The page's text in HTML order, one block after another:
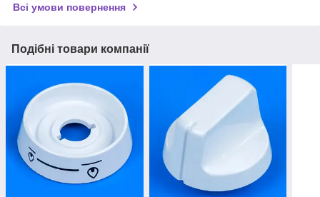
Всі умови повернення
Подібні товари компанії